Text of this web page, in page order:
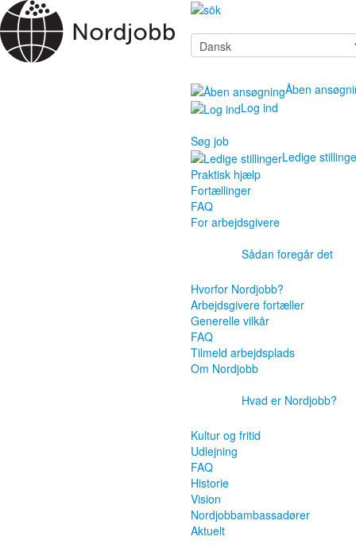
Åben
Log ind
Søg job
Ledige
Praktisk hjælp
Fortællinger
FAQ
For arbejdsgivere
Sådan foregår det
Hvorfor Nordjobb?
Arbejdsgivere fortæller
Generelle vilkår
FAQ
Tilmeld arbejdsplads
Om Nordjobb
Hvad er Nordjobb?
Kultur og fritid
Udlejning
FAQ
Historie
Vision
Nordjobbambassadører
Aktuelt